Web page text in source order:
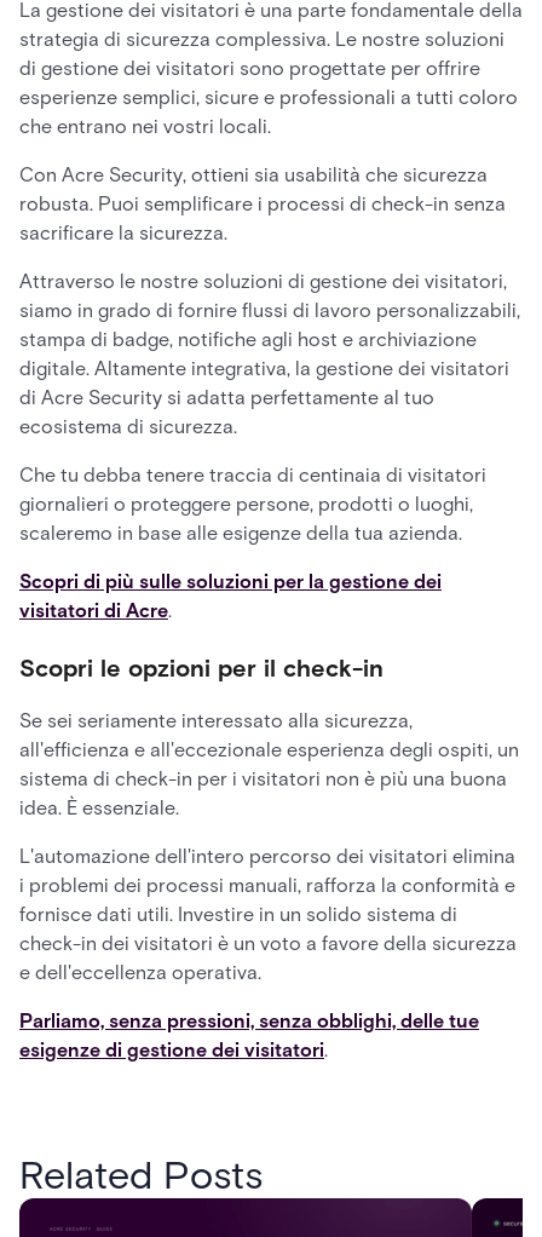
La gestione dei visitatori è una parte fondamentale della
strategia di sicurezza complessiva. Le nostre soluzioni
di gestione dei visitatori sono progettate per offrire
esperienze semplici, sicure e professionali a tutti coloro
che entrano nei vostri locali.
Con Acre Security, ottieni sia usabilità che sicurezza
robusta. Puoi semplificare i processi di check-in senza
sacrificare la sicurezza.
Attraverso le nostre soluzioni di gestione dei visitatori,
siamo in grado di fornire flussi di lavoro personalizzabili,
stampa di badge, notifiche agli host e archiviazione
digitale. Altamente integrativa, la gestione dei visitatori
di Acre Security si adatta perfettamente al tuo
ecosistema di sicurezza.
Che tu debba tenere traccia di centinaia di visitatori
giornalieri o proteggere persone, prodotti o luoghi,
scaleremo in base alle esigenze della tua azienda.
Scopri di più sulle soluzioni per la gestione dei
visitatori di Acre.
Scopri le opzioni per il check-in
Se sei seriamente interessato alla sicurezza,
all'efficienza e all'eccezionale esperienza degli ospiti, un
sistema di check-in per i visitatori non è più una buona
idea. È essenziale.
L'automazione dell'intero percorso dei visitatori elimina
i problemi dei processi manuali, rafforza la conformità e
fornisce dati utili. Investire in un solido sistema di
check-in dei visitatori è un voto a favore della sicurezza
e dell'eccellenza operativa.
Parliamo, senza pressioni, senza obblighi, delle tue
esigenze di gestione dei visitatori.
Related Posts